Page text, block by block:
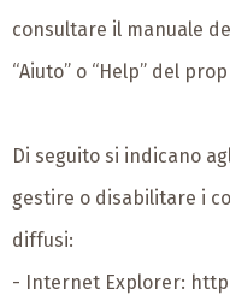
consultare il manuale
“Aiuto” o “Help” del
Di seguito si indicano
gestire o disabilitare i
diffusi:
- Internet Explorer: